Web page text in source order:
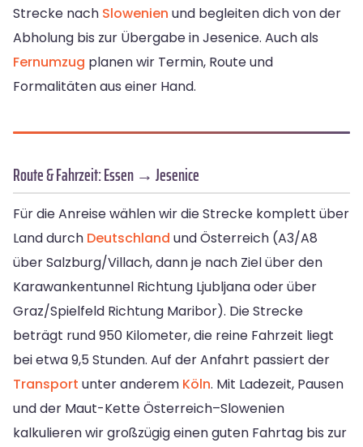
Strecke nach Slowenien und begleiten dich von der
Abholung bis zur Übergabe in Jesenice. Auch als
Fernumzug planen wir Termin, Route und
Formalitäten aus einer Hand.
Route & Fahrzeit: Essen → Jesenice
Für die Anreise wählen wir die Strecke komplett über
Land durch Deutschland und Österreich (A3/A8
über Salzburg/Villach, dann je nach Ziel über den
Karawankentunnel Richtung Ljubljana oder über
Graz/Spielfeld Richtung Maribor). Die Strecke
beträgt rund 950 Kilometer, die reine Fahrzeit liegt
bei etwa 9,5 Stunden. Auf der Anfahrt passiert der
Transport unter anderem Köln. Mit Ladezeit, Pausen
und der Maut-Kette Österreich–Slowenien
kalkulieren wir großzügig einen guten Fahrtag bis zur